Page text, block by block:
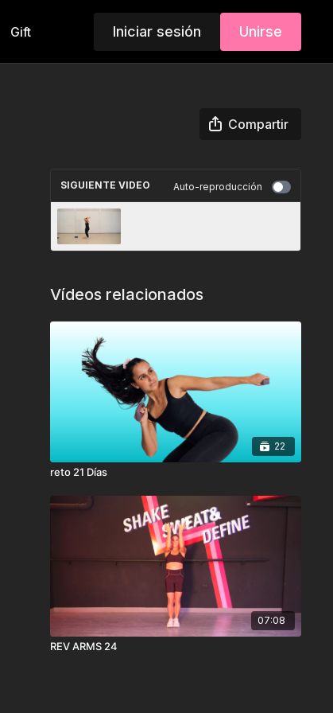
Gift Iniciar sesión Unirse
Compartir
SIGUIENTE VIDEO Auto-reproducción
Vídeos relacionados
22
reto 21 Días
07:08
REV ARMS 24